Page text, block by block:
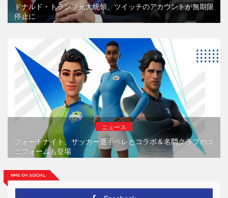
ドナルド・トランプ元大統領、ツイッチのアカウントが無期限
停止に
ニュース
フォートナイト、サッカー選手ペレとコラボ＆名門クラブのユ
ニフォームも登場